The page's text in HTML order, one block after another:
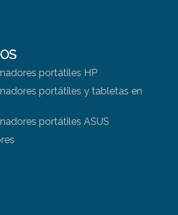
portátiles HP
portátiles y tabletas en
portátiles ASUS